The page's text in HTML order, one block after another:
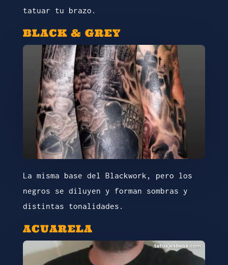
tatuar tu brazo.
BLACK & GREY
La misma base del Blackwork, pero los
negros se diluyen y forman sombras y
distintas tonalidades.
ACUARELA